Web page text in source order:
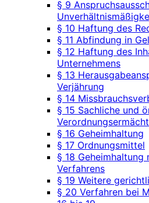
§ 9
§ 10 Haftung des
§ 11 Abfindung in
§ 12 Haftung des
Unternehmens
§ 13
Verjährung
§ 14
§ 15 Sachliche und
§ 16 Geheimhaltung
§ 17 Ordnungsmittel
§ 18 Geheimhaltung
Verfahrens
§ 19 Weitere
§ 20 Verfahren bei